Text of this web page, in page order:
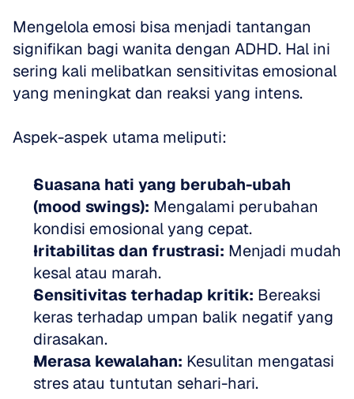
Mengelola emosi bisa menjadi tantangan
signifikan bagi wanita dengan ADHD. Hal ini
sering kali melibatkan sensitivitas emosional
yang meningkat dan reaksi yang intens.
Aspek-aspek utama meliputi:
Suasana hati yang berubah-ubah
(mood swings): Mengalami perubahan
kondisi emosional yang cepat.
Iritabilitas dan frustrasi: Menjadi mudah
kesal atau marah.
Sensitivitas terhadap kritik: Bereaksi
keras terhadap umpan balik negatif yang
dirasakan.
Merasa kewalahan: Kesulitan mengatasi
stres atau tuntutan sehari-hari.